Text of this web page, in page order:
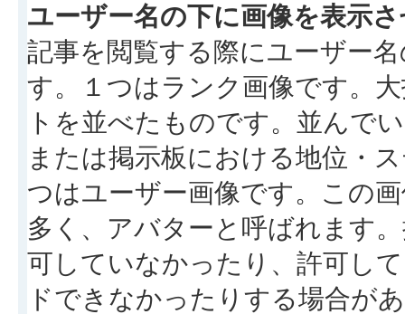
ユーザー名の下に画像を表示
記事を閲覧する際にユーザー
す。１つはランク画像です。
トを並べたものです。並んで
または掲示板における地位・
つはユーザー画像です。この
多く、アバターと呼ばれます
可していなかったり、許可し
ドできなかったりする場合が